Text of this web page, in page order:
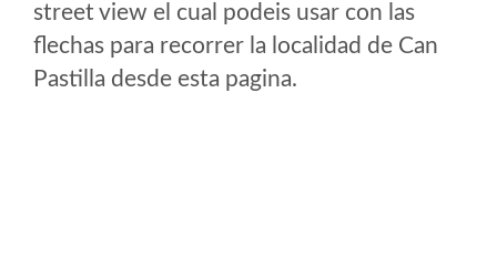
street view el cual podeis usar con las
flechas para recorrer la localidad de Can
Pastilla desde esta pagina.